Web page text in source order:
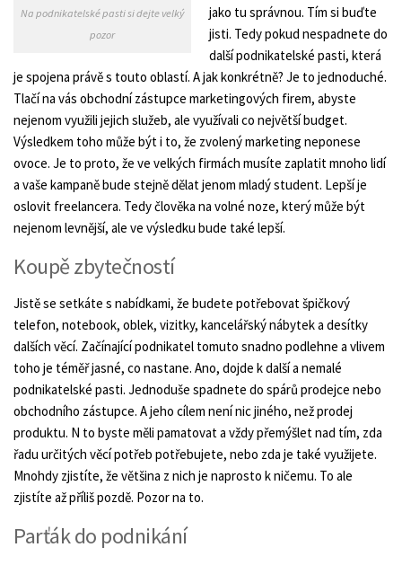
Na podnikatelské pasti si dejte velký
pozor
jako tu správnou. Tím si buďte
jisti. Tedy pokud nespadnete do
další podnikatelské pasti, která
je spojena právě s touto oblastí. A jak konkrétně? Je to jednoduché.
Tlačí na vás obchodní zástupce marketingových firem, abyste
nejenom využili jejich služeb, ale využívali co největší budget.
Výsledkem toho může být i to, že zvolený marketing neponese
ovoce. Je to proto, že ve velkých firmách musíte zaplatit mnoho lidí
a vaše kampaně bude stejně dělat jenom mladý student. Lepší je
oslovit freelancera. Tedy člověka na volné noze, který může být
nejenom levnější, ale ve výsledku bude také lepší.
Koupě zbytečností
Jistě se setkáte s nabídkami, že budete potřebovat špičkový
telefon, notebook, oblek, vizitky, kancelářský nábytek a desítky
dalších věcí. Začínající podnikatel tomuto snadno podlehne a vlivem
toho je téměř jasné, co nastane. Ano, dojde k další a nemalé
podnikatelské pasti. Jednoduše spadnete do spárů prodejce nebo
obchodního zástupce. A jeho cílem není nic jiného, než prodej
produktu. N to byste měli pamatovat a vždy přemýšlet nad tím, zda
řadu určitých věcí potřeb potřebujete, nebo zda je také využijete.
Mnohdy zjistíte, že většina z nich je naprosto k ničemu. To ale
zjistíte až příliš pozdě. Pozor na to.
Parťák do podnikání